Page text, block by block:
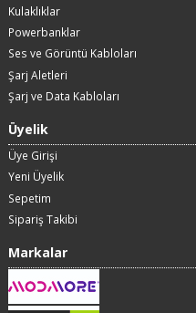
Kulaklıklar
Powerbanklar
Ses ve Görüntü Kabloları
Şarj Aletleri
Şarj ve Data Kabloları
Üyelik
Üye Girişi
Yeni Üyelik
Sepetim
Sipariş Takibi
Markalar